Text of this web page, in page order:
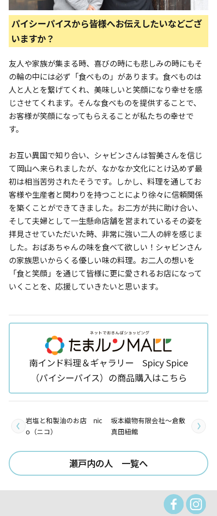
パイシーパイスから皆様へお伝えしたいなどござ
いますか？
友人や家族が集まる時、喜びの時にも悲しみの時にもそ
の輪の中には必ず「食べもの」があります。食べものは
人と人とを繋げてくれ、美味しいと笑顔になり幸せを感
じさせてくれます。そんな食べものを提供することで、
お客様が笑顔になってもらえることが私たちの幸せで
す。
お互い異国で知り合い、シャビンさんは智美さんを信じ
て岡山へ来られましたが、なかなか文化にとけ込めず最
初は相当苦労されたそうです。しかし、料理を通してお
客様や生産者と関わりを持つことにより徐々に信頼関係
を築くことができてきました。お二方が共に助け合い、
そして夫婦として一生懸命店舗を営まれているその姿を
拝見させていただいた時、非常に強い二人の絆を感じま
した。おばあちゃんの味を食べて欲しい！シャビンさん
の家族思いからくる優しい味の料理。お二人の想いを
「食と笑顔」を通じて皆様に更に愛されるお店になって
いくことを、応援していきたいと思います。
南インド料理＆ギャラリー Spicy Spice
（パイシーパイス）の商品購入はこちら
岩塩と和製油のお店 nic
o（ニコ）
坂本織物有限会社～倉敷
真田紐館
瀬戸内の人 一覧へ